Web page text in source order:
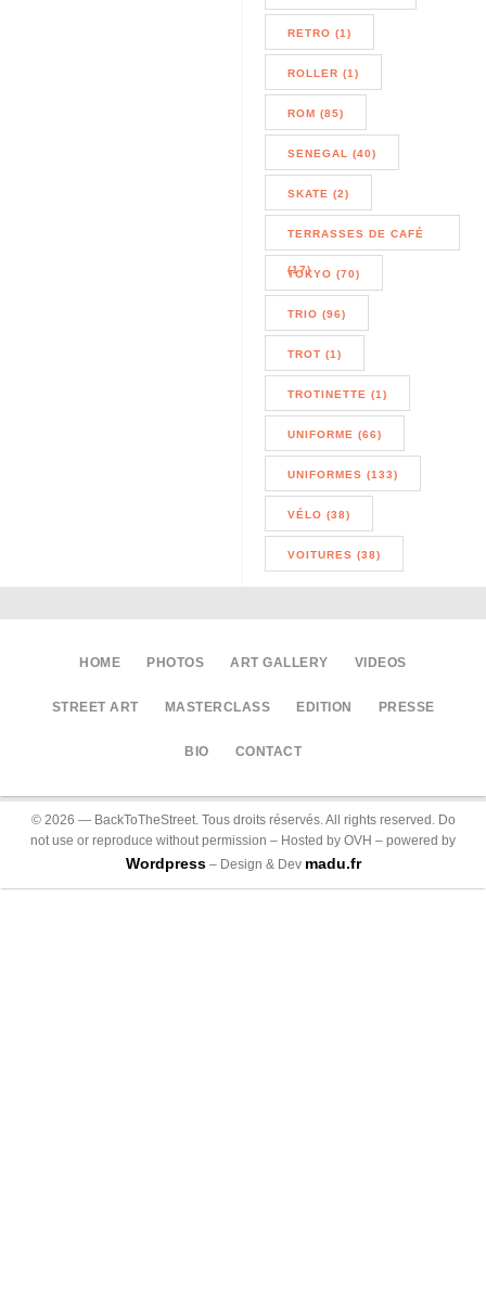
RETRO (1)
ROLLER (1)
ROM (85)
SENEGAL (40)
SKATE (2)
TERRASSES DE CAFÉ
(17)
TOKYO (70)
TRIO (96)
TROT (1)
TROTINETTE (1)
UNIFORME (66)
UNIFORMES (133)
VÉLO (38)
VOITURES (38)
HOME PHOTOS ART GALLERY VIDEOS
STREET ART MASTERCLASS EDITION PRESSE
BIO CONTACT
© 2026 — BackToTheStreet. Tous droits réservés. All rights reserved. Do
not use or reproduce without permission – Hosted by OVH – powered by
Wordpress– Design & Dev madu.fr